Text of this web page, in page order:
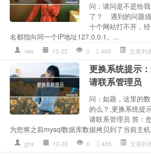
问：请问是不是给
了？ 遇到的问题
十个网站打不开，
名都指向同一个IP地址127.0.0.1。...
rws 10-22 0 465 文章列
更换系统提示
请联系管理员
问：如题，这里的
的么？,更换系统提
请联系管理员 答：
为您将之前mysql数据库数据拷贝到了当前主
ghx 10-22 0 405 文章列